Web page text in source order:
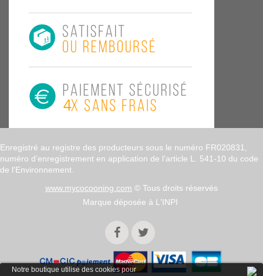
Notre boutique utilise des cookies pour
Enregistré au registre des producteurs sous le numéro FR020831,
numéro d’enregistrement en application de l’article L. 541-10 du code
de l'Environnement.
www.mycocooning.com © Tous droits réservés
Marque déposée à L'INPI